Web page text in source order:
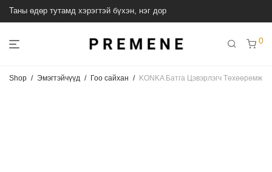
Таны өдөр тутамд хэрэгтэй бүхэн, нэг дор
0
Shop / Эмэгтэйчүүд / Гоо сайхан / KONKA Батга Цэвэрлэгч Төхөөрөмж